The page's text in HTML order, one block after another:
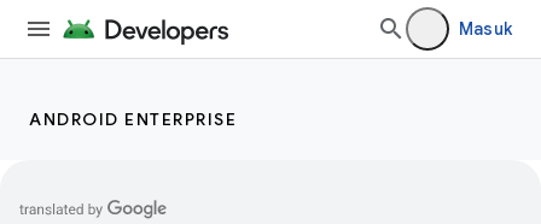
Masuk
ANDROID ENTERPRISE